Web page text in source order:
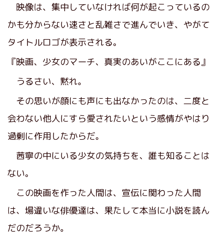
映像は、集中していなければ何が起こっているの
かも分からない速さと乱雑さで進んでいき、やがて
タイトルロゴが表示される。
『映画、少女のマーチ、真実のあいがここにある』
うるさい、黙れ。
その思いが顔にも声にも出なかったのは、二度と
会わない他人にすら愛されたいという感情がやはり
過剰に作用したからだ。
茜寧の中にいる少女の気持ちを、誰も知ることは
ない。
この映画を作った人間は、宣伝に関わった人間
は、場違いな俳優達は、果たして本当に小説を読ん
だのだろうか。